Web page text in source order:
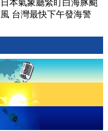
日本氣象廳緊盯白海豚颱
風 台灣最快下午發海警